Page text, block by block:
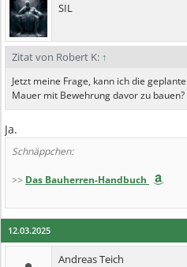
SIL
Zitat von Robert K: ↑
Jetzt meine Frage, kann ich die
Mauer mit Bewehrung davor zu bauen?
Ja.
Schnäppchen:
>> Das Bauherren-Handbuch
12.03.2025
Andreas Teich